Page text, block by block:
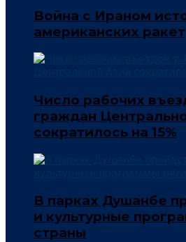
Война с Ираном
американских ракет
Число рабочих
граждан
сократилось на 15%
В парках Душанбе
и культурные
страны